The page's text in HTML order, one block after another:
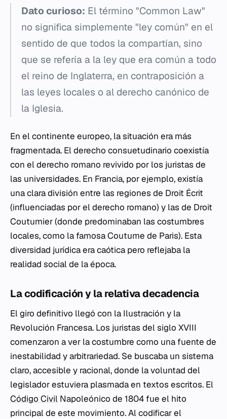
Dato curioso: El término "Common Law"
no significa simplemente "ley común" en el
sentido de que todos la compartían, sino
que se refería a la ley que era común a todo
el reino de Inglaterra, en contraposición a
las leyes locales o al derecho canónico de
la Iglesia.
En el continente europeo, la situación era más
fragmentada. El derecho consuetudinario coexistía
con el derecho romano revivido por los juristas de
las universidades. En Francia, por ejemplo, existía
una clara división entre las regiones de Droit Écrit
(influenciadas por el derecho romano) y las de Droit
Coutumier(donde predominaban las costumbres
locales, como la famosaCoutume de Paris). Esta
diversidad jurídica era caótica pero reflejaba la
realidad social de la época.
La codificación y la relativa decadencia
El giro definitivo llegó con la Ilustración y la
Revolución Francesa. Los juristas del siglo XVIII
comenzaron a ver la costumbre como una fuente de
inestabilidad y arbitrariedad. Se buscaba un sistema
claro, accesible y racional, donde la voluntad del
legislador estuviera plasmada en textos escritos. El
Código Civil Napoleónico de 1804 fue el hito
principal de este movimiento. Al codificar el